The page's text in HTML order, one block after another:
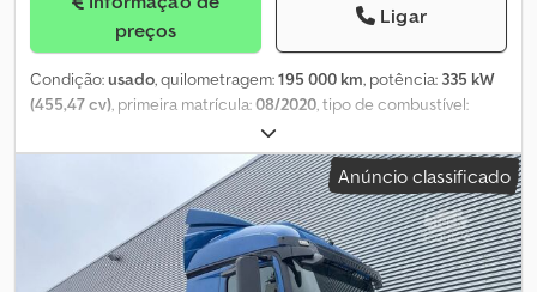
preços
Ligar
Condição:usado, quilometragem:195 000 km, potência: 335 kW
(455,47 cv), primeira matrícula:08/2020, tipo de combustível:
, configuração de eixo:
próxima inspeção (TÜV):08/2026, cor:azul, tipo de engrenagem:
, classe de emissão:Euro 6, volume do espaço de
, Ano de fabrico:2020, Equipamento:ABS, ar
condicionado, programa eletrónico de estabilidade (ESP), *
Mercedes Actros 2546 MP5 6x2 camião tanque para gasóleo e
óleo de aquecimento * Euro6D * Caixa automática * Travão de
Anúncio classificado